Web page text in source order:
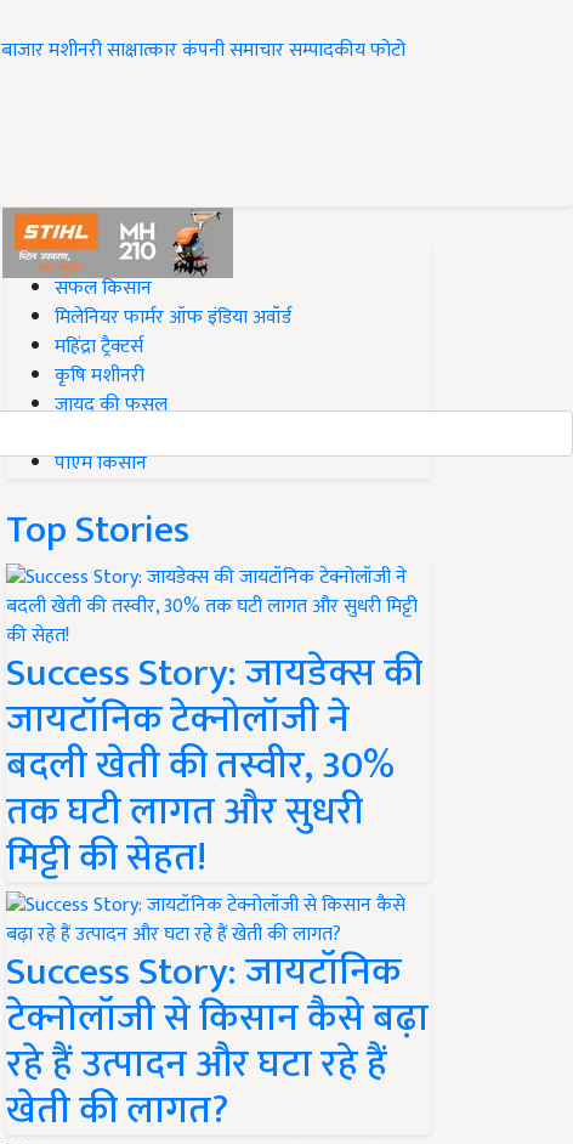
बाजारमशीनरीसाक्षात्कारकंपनी समाचारसम्पादकीयफोटो
#Top on Krishi Jagran
सफल किसान
मिलेनियर फार्मर ऑफ इंडिया अवॉर्ड
महिंद्रा ट्रैक्टर्स
कृषि मशीनरी
जायद की फसल
पीएम किसान
Top Stories
Success Story: जायडेक्स की
जायटॉनिक टेक्नोलॉजी ने
बदली खेती की तस्वीर, 30%
तक घटी लागत और सुधरी
मिट्टी की सेहत!
Success Story: जायटॉनिक
टेक्नोलॉजी से किसान कैसे बढ़ा
रहे हैं उत्पादन और घटा रहे हैं
खेती की लागत?